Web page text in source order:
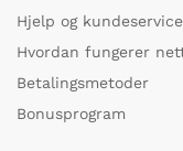
Hjelp og kundeservice
Hvordan fungerer
Betalingsmetoder
Bonusprogram